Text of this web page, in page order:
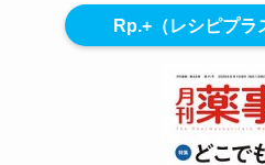
Rp.+（レシピプラ